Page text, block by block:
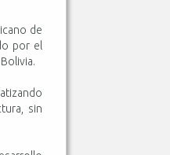
de
por el
sin